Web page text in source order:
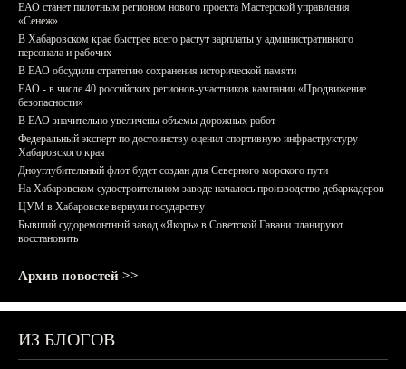
ЕАО станет пилотным регионом нового проекта Мастерской управления
«Сенеж»
В Хабаровском крае быстрее всего растут зарплаты у административного
персонала и рабочих
В ЕАО обсудили стратегию сохранения исторической памяти
ЕАО - в числе 40 российских регионов-участников кампании «Продвижение
безопасности»
В ЕАО значительно увеличены объемы дорожных работ
Федеральный эксперт по достоинству оценил спортивную инфраструктуру
Хабаровского края
Дноуглубительный флот будет создан для Северного морского пути
На Хабаровском судостроительном заводе началось производство дебаркадеров
ЦУМ в Хабаровске вернули государству
Бывший судоремонтный завод «Якорь» в Советской Гавани планируют
восстановить
Архив новостей >>
ИЗ БЛОГОВ